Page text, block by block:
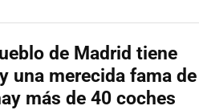
de Madrid tiene
una merecida fama de
más de 40 coches